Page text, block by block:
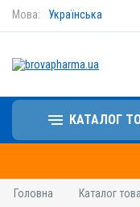
Мова: Українська
КАТАЛОГ
Головна Каталог